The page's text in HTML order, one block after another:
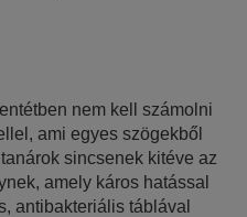
nem kell számolni
ami egyes szögekből
sincsenek kitéve az
amely káros hatással
antibakteriális táblával